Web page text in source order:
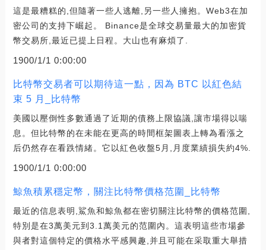
這是最糟糕的,但隨著一些人逃離,另一些人擁抱。Web3在加
密公司的支持下崛起。 Binance是全球交易量最大的加密貨
幣交易所,最近已提上日程。大山也有麻煩了.
1900/1/1 0:00:00
比特幣交易者可以期待這一點，因為 BTC 以紅色結
束 5 月_比特幣
美國以壓倒性多數通過了近期的債務上限協議,讓市場得以喘
息。但比特幣的在未能在更高的時間框架圖表上轉為看漲之
后仍然存在看跌情緒。它以紅色收盤5月,月度業績損失約4%.
1900/1/1 0:00:00
鯨魚積累穩定幣，關注比特幣價格范圍_比特幣
最近的信息表明,鯊魚和鯨魚都在密切關注比特幣的價格范圍,
特別是在3萬美元到3.1萬美元的范圍內。這表明這些市場參
與者對這個特定的價格水平感興趣,并且可能在采取重大舉措